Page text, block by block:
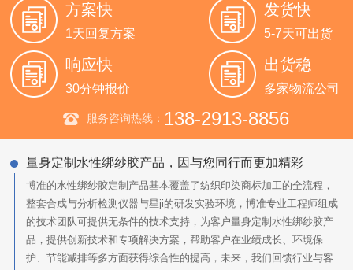
方案快
1天回复方案
发货快
5-7天可出货
响应快
30分钟报价
出货稳
多家物流公司
服务咨询热线： 138-2913-8856
量身定制水性绑纱胶产品，因与您同行而更加精彩
博准的水性绑纱胶定制产品基本覆盖了纺织印染商标加工的全流程，
整套合成与分析检测仪器与星ji的研发实验环境，博准专业工程师组成
的技术团队可提供无条件的技术支持，为客户量身定制水性绑纱胶产
品，提供创新技术和专项解决方案，帮助客户在业绩成长、环境保
护、节能减排等多方面获得综合性的提高，未来，我们回馈行业与客